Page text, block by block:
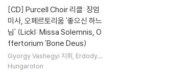
[CD] Purcell Choir 리클: 장엄
미사, 오페르토리움 '좋으신 하느
님' (Lickl: Missa Solemnis, O
ffertorium 'Bone Deus)
Gyorgy Vashegyi 지휘 Erdody
Chamber Orchestra
Hungaroton